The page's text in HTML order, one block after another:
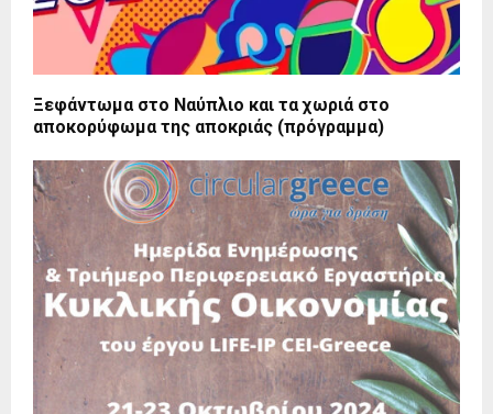
Ξεφάντωμα στο Ναύπλιο και τα χωριά στο
αποκορύφωμα της αποκριάς (πρόγραμμα)